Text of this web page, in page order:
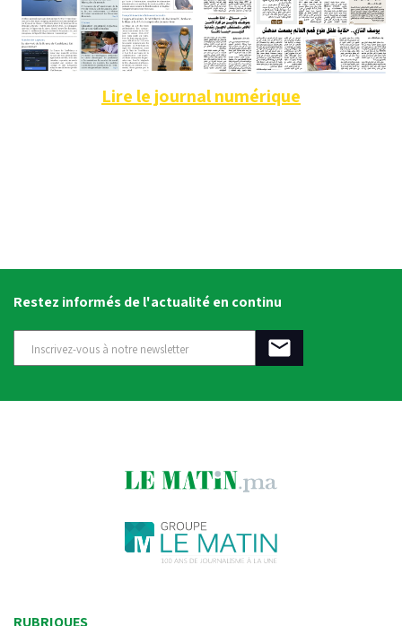
Lire le journal numérique
Restez informés de l'actualité en continu
RUBRIQUES